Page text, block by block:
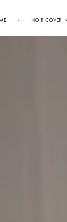
NOIR COVER